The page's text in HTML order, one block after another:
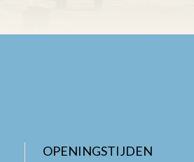
OPENINGSTIJDEN